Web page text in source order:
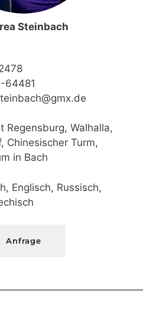
Steinbach
64481
Regensburg, Walhalla,
Chinesischer Turm,
in Bach
Englisch, Russisch,
Anfrage